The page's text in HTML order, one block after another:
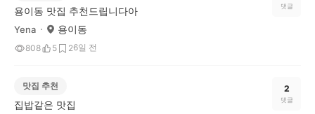
용이동 맛집 추천드립니다아
Yena 용이동
808 5 26일 전
댓글
맛집 추천
집밥같은 맛집
2
댓글